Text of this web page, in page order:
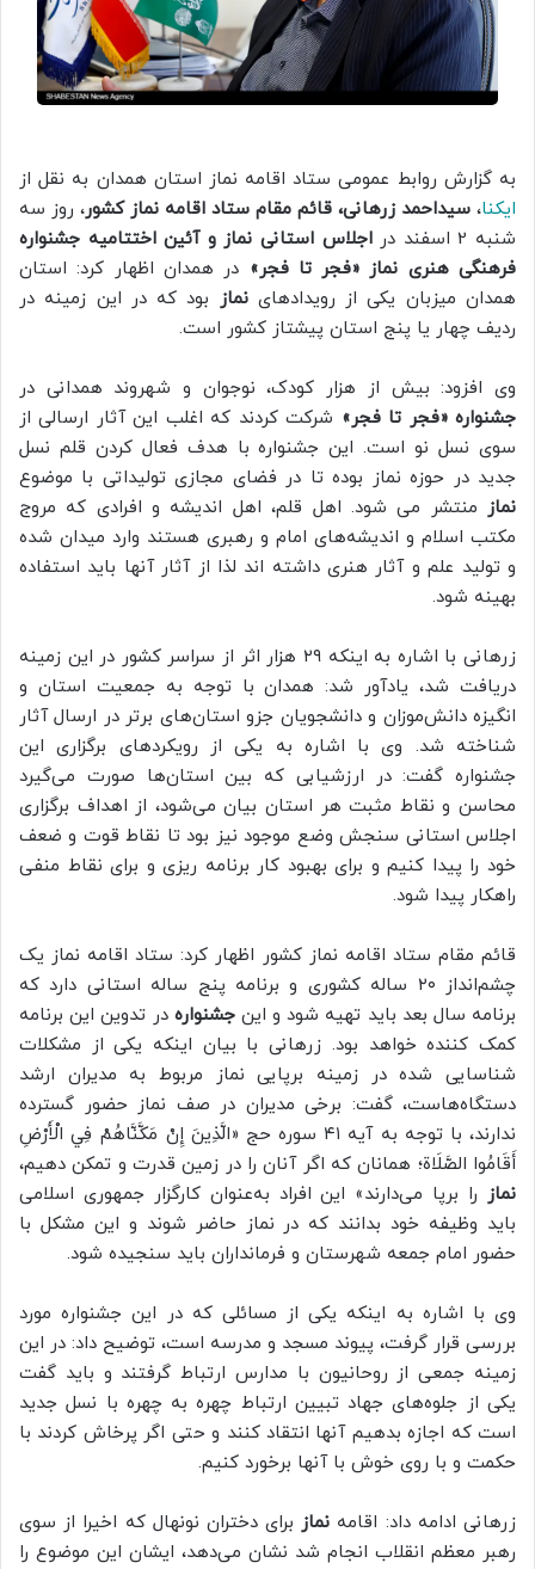
به گزارش روابط عمومی ستاد اقامه نماز استان همدان به نقل از
ایکنا، سیداحمد زرهانی، قائم‌ مقام ستاد اقامه نماز کشور، روز سه
شنبه 2 اسفند در
اجلاس استانی نماز و آئین اختتامیه جشنواره
فرهنگی هنری نماز «فجر تا فجر» در همدان اظهار کرد: استان
همدان میزبان یکی از رویدادهاینماز بود که در این زمینه در
ردیف چهار یا پنج استان پیشتاز کشور است.
وی افزود: بیش از هزار کودک، نوجوان و شهروند همدانی در
جشنواره «فجر تا فجر» شرکت کردند که اغلب این آثار ارسالی از
سوی نسل نو است. این جشنواره با هدف فعال کردن قلم نسل
جدید در حوزه نماز بوده تا در فضای مجازی تولیداتی با موضوع
نماز منتشر می شود. اهل قلم، اهل اندیشه و افرادی که مروج
مکتب اسلام و اندیشه‌های امام و رهبری هستند وارد میدان شده
و تولید علم و آثار هنری داشته اند لذا از آثار آنها باید استفاده
بهینه شود.
زرهانی با اشاره به اینکه ۲۹ هزار اثر از سراسر کشور در این زمینه
دریافت شد، یادآور شد: همدان با توجه به جمعیت استان و
انگیزه دانش‌موزان و دانشجویان جزو استان‌های برتر در ارسال آثار
شناخته شد. وی با اشاره به یکی از رویکردهای برگزاری این
جشنواره گفت: در ارزشیابی که بین استان‌ها صورت می‌گیرد
محاسن و نقاط مثبت هر استان بیان می‌شود، از اهداف برگزاری
اجلاس استانی سنجش وضع موجود نیز بود تا نقاط قوت و ضعف
خود را پیدا کنیم و برای بهبود کار برنامه‌ ریزی و برای نقاط منفی
راهکار پیدا شود.
قائم‌ مقام ستاد اقامه نماز کشور اظهار کرد: ستاد اقامه نماز یک
چشم‌انداز ۲۰ ساله کشوری و برنامه پنج ساله استانی دارد که
برنامه سال بعد باید تهیه شود و اینجشنواره در تدوین این برنامه
کمک‌ کننده خواهد بود. زرهانی با بیان اینکه یکی از مشکلات
شناسايی شده در زمینه برپایی نماز مربوط به مدیران ارشد
دستگاه‌هاست، گفت: برخی مدیران در صف نماز حضور گسترده
ندارند، با توجه به آیه ۴۱ سوره حج «الَّذِينَ إِنْ مَكَّنَّاهُمْ فِي الْأَرْضِ
أَقَامُوا الصَّلَاة؛ همانان که اگر آنان را در زمین قدرت و تمکن دهیم،
نماز را برپا می‌دارند» این افراد به‌عنوان کارگزار جمهوری اسلامی
باید وظیفه خود بدانند که در نماز حاضر شوند و این مشکل با
حضور امام‌ جمعه شهرستان و فرمانداران باید سنجیده شود.
وی با اشاره به اینکه یکی از مسائلی که در این جشنواره مورد
بررسی قرار گرفت، پیوند مسجد و مدرسه است، توضیح داد: در این
زمینه جمعی از روحانیون با مدارس ارتباط گرفتند و باید گفت
یکی از جلوه‌های جهاد تبیین ارتباط چهره به چهره با نسل جدید
است که اجازه بدهیم آنها انتقاد کنند و حتی اگر پرخاش کردند با
حکمت و با روی خوش با آنها برخورد کنیم.
زرهانی ادامه داد: اقامه نمازبرای دختران نونهال که اخیرا از سوی
رهبر معظم انقلاب انجام شد نشان می‌دهد، ایشان این موضوع را